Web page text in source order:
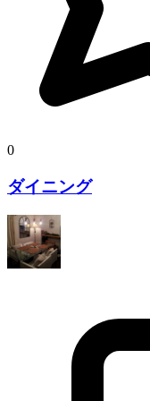
0
ダイニング